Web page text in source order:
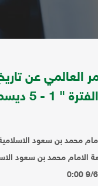
العالمي عن
-المجلد الاول .
محمد بن سعود
الامام محمد بن سعود
9/6/